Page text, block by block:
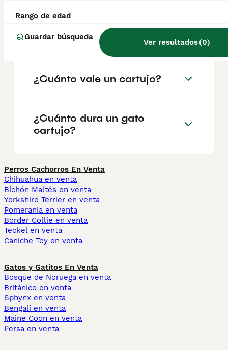
Rango de edad
Guardar búsqueda
Ver resultados(0)
¿Qué es un gato cartujo?
¿Cuánto vale un cartujo?
¿Cuánto dura un gato
cartujo?
Perros Cachorros En Venta
Chihuahua en venta
Bichón Maltés en venta
Yorkshire Terrier en venta
Pomerania en venta
Border Collie en venta
Teckel en venta
Caniche Toy en venta
Gatos y Gatitos En Venta
Bosque de Noruega en venta
Británico en venta
Sphynx en venta
Bengalí en venta
Maine Coon en venta
Persa en venta